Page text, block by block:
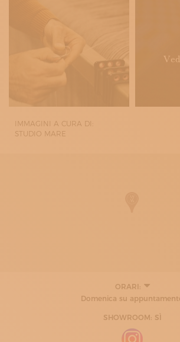
IMMAGINI A CURA DI:
STUDIO MARE
ORARI:
LUNEDÌ
MARTEDÌ
09:00 - 17:00
MERCOLEDÌ
Domenica su
SHOWROOM: SÌ